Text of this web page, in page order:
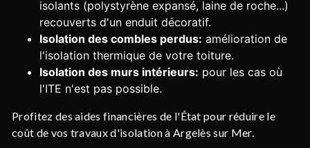
isolants (polystyrène expansé, laine de roche...)
recouverts d'un enduit décoratif.
Isolation des combles perdus: amélioration de
l'isolation thermique de votre toiture.
Isolation des murs intérieurs: pour les cas où
l'ITE n'est pas possible.
Profitez des aides financières de l'État pour réduire le
coût de vos travaux d'isolation à Argelès sur Mer.